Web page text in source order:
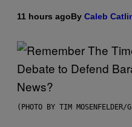
11 hours agoBy Caleb
(PHOTO BY TIM MOSENFELDER/